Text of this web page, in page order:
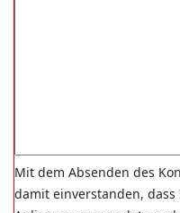
Mit dem Absenden des
damit einverstanden,